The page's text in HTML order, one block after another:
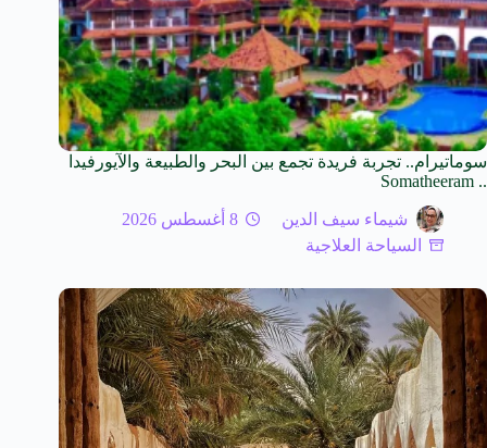
سوماتيرام.. تجربة فريدة تجمع بين البحر والطبيعة والآيورفيدا
.. Somatheeram
شيماء سيف الدين
8 أغسطس 2026
السياحة العلاجية